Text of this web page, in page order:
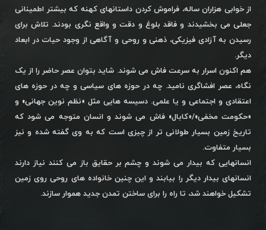
از خوابی هزاران ساله، فراموش کردن داستانهای کهنه که بیشتر اطمینانی
جعلی می بخشیدند و فاقد بلوغ و دقت و واقع نگری بودند. تلاش برای
رسیدن به آزادی فیزیکی، ذهنی و روحی و آگاهی از وجود حیات در ابعاد
دیگر.
هم اکنون اسرار به سرعت فاش می شوند. شاید بتوان عصر حاضر را از یک
نگاه، عصر افشاگری نامید. چه در حوزه های سیاسی و چه در حوزه های
اعتقادی و اجتماعی و یا علمی. دسیسه هایی مثل «نظم نوین جهانی» و
«حکومت مخفی»/«کابال» فاش می شوند و انسان متوجه می شود که
تاریخ زمین بسیار طولانی تر از چیزی است که به وی گفته شده و نیز
بسیار متفاوت.
انسانهایی که بیدار می شوند و چشم بر حقایق باز می کنند نیاز دارند
انسانهای بیدار دیگر را بیابند و این چنین خانواده های روحی روی زمین
تشکیل خواهند شد، تا راه را برای ساختن تمدن جدید هموار سازند.